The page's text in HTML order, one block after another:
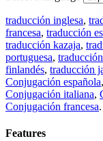
traducción inglesa,
francesa, traducción
traducción kazaja,
portuguesa,
finlandés, traducción
Conjugación española,
Conjugación italiana,
Conjugación francesa.
Features